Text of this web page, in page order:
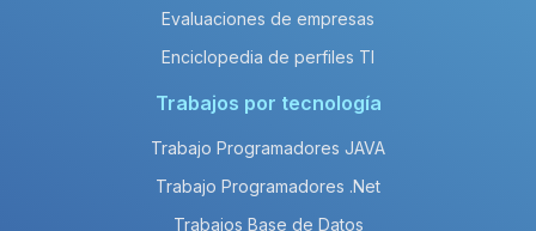
Evaluaciones de empresas
Enciclopedia de perfiles TI
Trabajos por tecnología
Trabajo Programadores JAVA
Trabajo Programadores .Net
Trabajos Base de Datos